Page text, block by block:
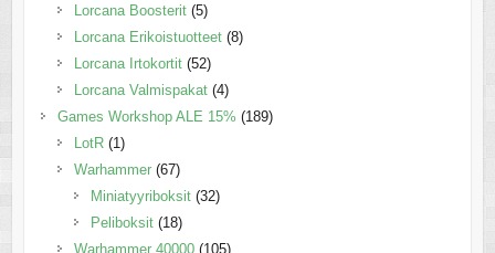
Lorcana Boosterit (5)
Lorcana Erikoistuotteet (8)
Lorcana Irtokortit (52)
Lorcana Valmispakat (4)
Games Workshop ALE 15% (189)
LotR (1)
Warhammer (67)
Miniatyyriboksit (32)
Peliboksit (18)
Warhammer 40000 (105)